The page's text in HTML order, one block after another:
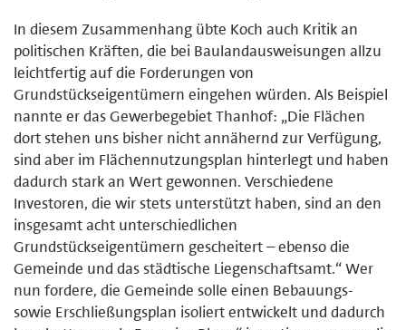
In diesem Zusammenhang übte Koch auch Kritik an
politischen Kräften, die bei Baulandausweisungen allzu
leichtfertig auf die Forderungen von
Grundstückseigentümern eingehen würden. Als Beispiel
nannte er das Gewerbegebiet Thanhof: „Die Flächen
dort stehen uns bisher nicht annähernd zur Verfügung,
sind aber im Flächennutzungsplan hinterlegt und haben
dadurch stark an Wert gewonnen. Verschiedene
Investoren, die wir stets unterstützt haben, sind an den
insgesamt acht unterschiedlichen
Grundstückseigentümern gescheitert – ebenso die
Gemeinde und das städtische Liegenschaftsamt.“ Wer
nun fordere, die Gemeinde solle einen Bebauungs-
sowie Erschließungsplan isoliert entwickelt und dadurch